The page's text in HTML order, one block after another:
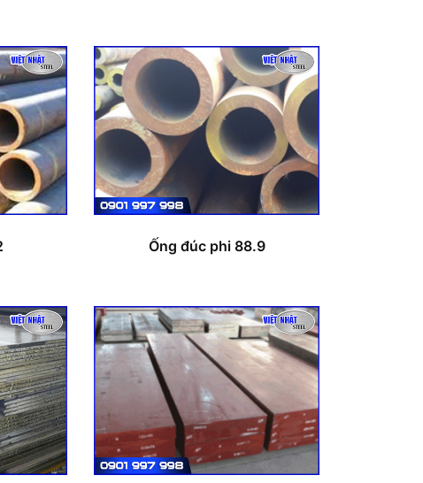
Ống đúc phi 88.9